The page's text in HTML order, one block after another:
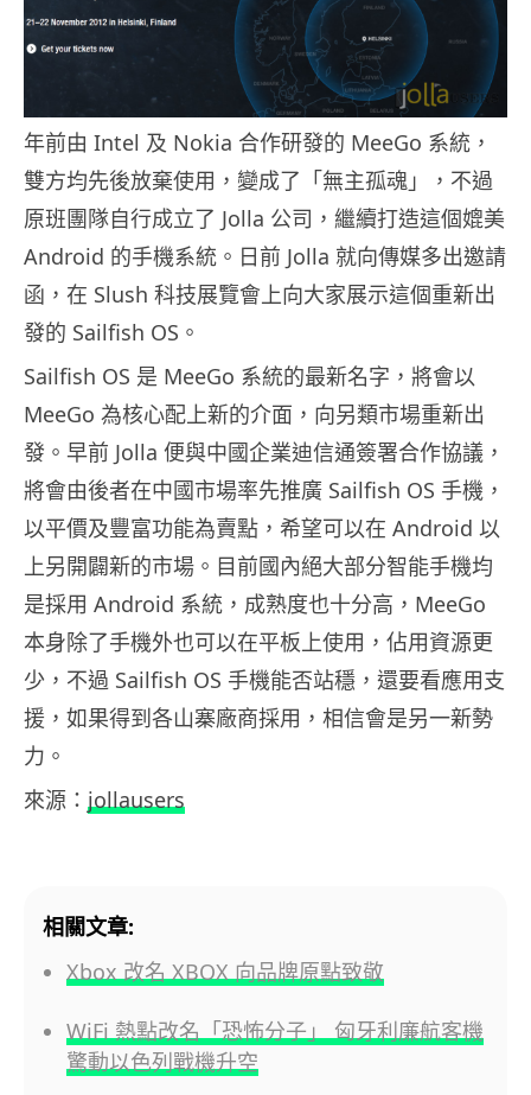
年前由 Intel 及 Nokia 合作研發的 MeeGo 系統，
雙方均先後放棄使用，變成了「無主孤魂」，不過
原班團隊自行成立了 Jolla 公司，繼續打造這個媲美
Android 的手機系統。日前 Jolla 就向傳媒多出邀請
函，在 Slush 科技展覽會上向大家展示這個重新出
發的 Sailfish OS。
Sailfish OS 是 MeeGo 系統的最新名字，將會以
MeeGo 為核心配上新的介面，向另類市場重新出
發。早前 Jolla 便與中國企業迪信通簽署合作協議，
將會由後者在中國市場率先推廣 Sailfish OS 手機，
以平價及豐富功能為賣點，希望可以在 Android 以
上另開闢新的市場。目前國內絕大部分智能手機均
是採用 Android 系統，成熟度也十分高，MeeGo
本身除了手機外也可以在平板上使用，佔用資源更
少，不過 Sailfish OS 手機能否站穩，還要看應用支
援，如果得到各山寨廠商採用，相信會是另一新勢
力。
來源： jollausers
相關文章:
Xbox 改名 XBOX 向品牌原點致敬
WiFi 熱點改名「恐怖分子」 匈牙利廉航客機
驚動以色列戰機升空